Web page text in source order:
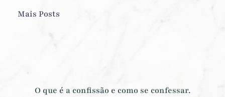
Mais Posts
O que é a confissão e como se confessar.